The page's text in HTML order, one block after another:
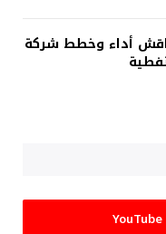
أداء وخطط شركة
YouTube